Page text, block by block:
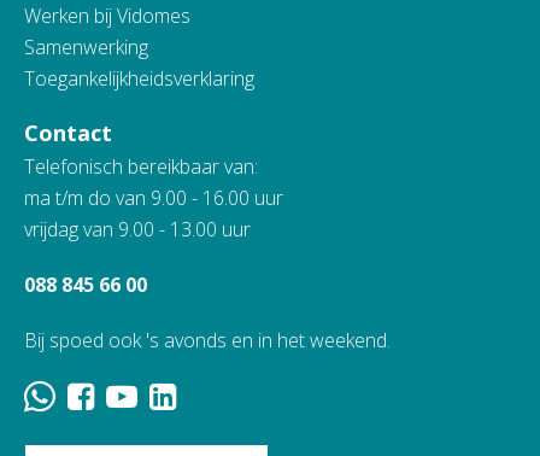
Werken bij Vidomes
Samenwerking
Toegankelijkheidsverklaring
Contact
Telefonisch bereikbaar van:
ma t/m do van 9.00 - 16.00 uur
vrijdag van 9.00 - 13.00 uur
088 845 66 00
Bij spoed ook 's avonds en in het weekend.